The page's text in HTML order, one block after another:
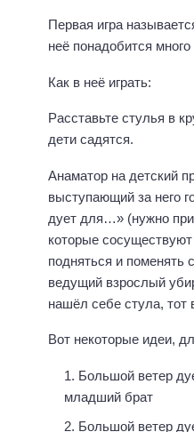
Первая игра
неё понадобится
Как в неё играть:
Расставьте стулья в
дети садятся.
Анаматор на детский
выступающий за него
дует для…» (нужно
которые
подняться и поменять
ведущий взрослый
нашёл себе стула, тот
Вот некоторые идеи,
Большой ветер
младший брат
Большой ветер